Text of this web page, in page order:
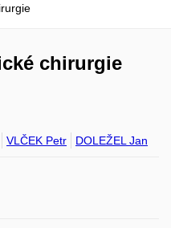
chirurgie
VLČEK Petr DOLEŽEL Jan